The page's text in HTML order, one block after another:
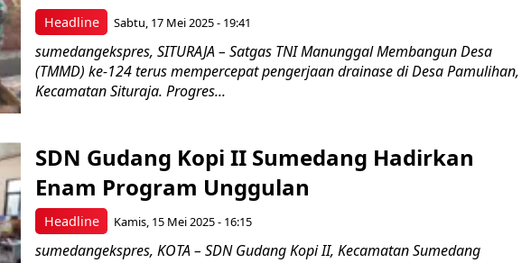
Headline Sabtu, 17 Mei 2025 - 19:41
sumedangekspres, SITURAJA – Satgas TNI Manunggal Membangun Desa
(TMMD) ke-124 terus mempercepat pengerjaan drainase di Desa Pamulihan,
Kecamatan Situraja. Progres...
Headline
SDN Gudang Kopi II Sumedang Hadirkan
Enam Program Unggulan
Kamis, 15 Mei 2025 - 16:15
sumedangekspres, KOTA – SDN Gudang Kopi II, Kecamatan Sumedang